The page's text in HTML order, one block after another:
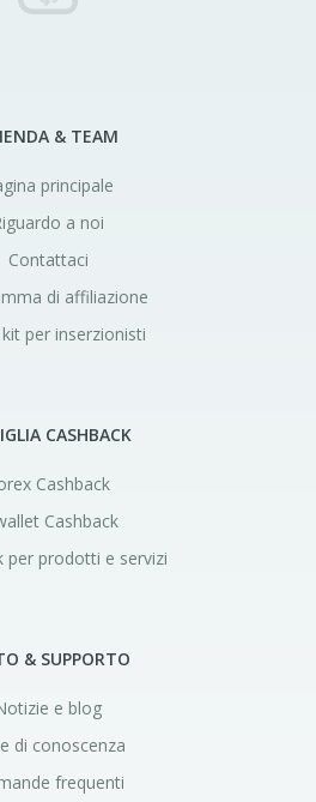
& TEAM
principale
a noi
Contattaci
di affiliazione
per inserzionisti
CASHBACK
Cashback
Cashback
per prodotti e servizi
& SUPPORTO
e blog
di conoscenza
frequenti